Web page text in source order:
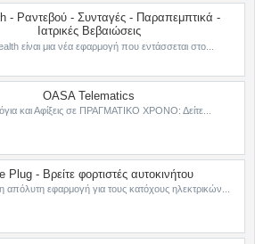
- Ραντεβού - Συνταγές - Παραπεμπτικά -
Ιατρικές Βεβαιώσεις
είναι μια νέα εφαρμογή που εντάσσεται στο...
OASA Telematics
και Αφίξεις σε ΠΡΑΓΜΑΤΙΚΟ ΧΡΟΝΟ: Δείτε...
Plug - Βρείτε φορτιστές αυτοκινήτου
απόλυτη εφαρμογή για τους κατόχους ηλεκτρικών...